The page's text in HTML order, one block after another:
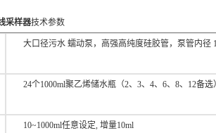
采样器技术参数
大口径污水 蠕动泵，高强高纯度硅胶管，泵管内径
24个1000ml聚乙烯储水瓶（2、3、4、6、8、12备选）
10~1000ml任意设定, 增量10ml